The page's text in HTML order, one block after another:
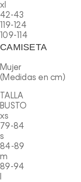
xl
42-43
119-124
109-114
CAMISETA
Mujer
(Medidas en cm)
TALLA
BUSTO
xs
79-84
s
84-89
m
89-94